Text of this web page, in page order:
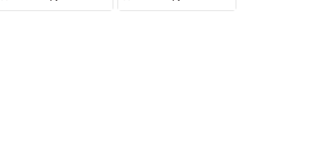
ACTIVE WARM 1/2 Zip
WARM CONTROL